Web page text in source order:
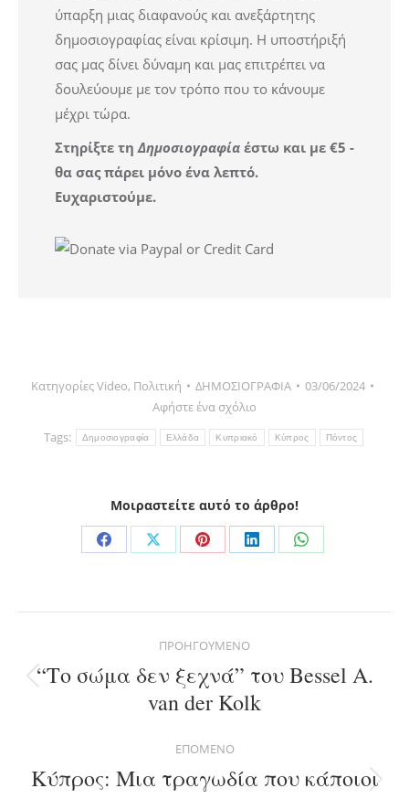
ύπαρξη μιας διαφανούς και ανεξάρτητης
δημοσιογραφίας είναι κρίσιμη. Η υποστήριξή
σας μας δίνει δύναμη και μας επιτρέπει να
δουλεύουμε με τον τρόπο που το κάνουμε
μέχρι τώρα.
Στηρίξτε τη Δημοσιογραφία έστω και με €5 -
θα σας πάρει μόνο ένα λεπτό.
Ευχαριστούμε.
ΚατηγορίεςVideo, Πολιτική ΔΗΜΟΣΙΟΓΡΑΦΙΑ
03/06/2024
Αφήστε ένα σχόλιο
Tags:
Δημοσιογραφία Ελλάδα Κυπριακό Κύπρος Πόντος
Μοιραστείτε αυτό το άρθρο!
Share
Facebook
Share
X
Share
Pinterest
Share
LinkedIn
Share
WhatsApp
navigation
ΠΡΟΗΓΟΎΜΕΝΟ
Previous
post:
“Το σώμα δεν ξεχνά” του Bessel A.
van der Kolk
ΕΠΌΜΕΝΟ
Next
Κύπρος: Μια τραγωδία που κάποιοι